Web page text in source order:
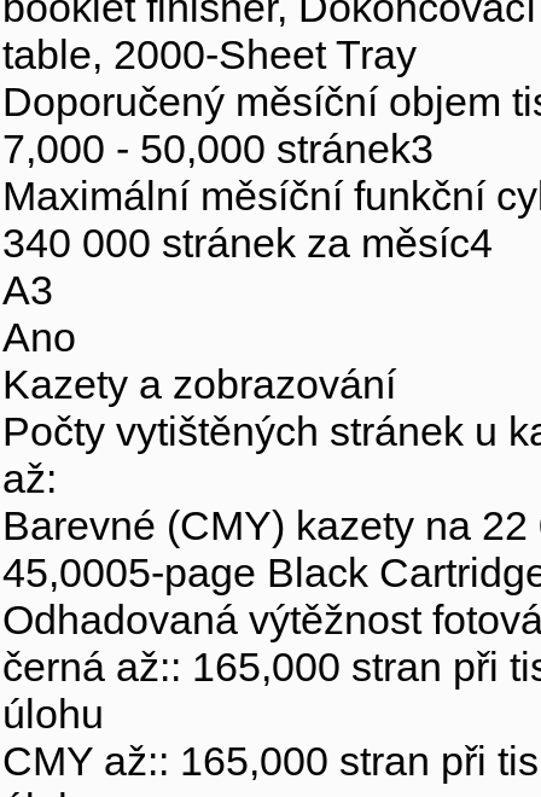
table, 2000-Sheet Tray
Doporučený měsíční objem
7,000 - 50,000 stránek3
Maximální měsíční funkční
340 000 stránek za měsíc4
A3
Ano
Kazety a zobrazování
Počty vytištěných stránek u
až:
Barevné (CMY) kazety na
45,0005-page Black
Odhadovaná výtěžnost
černá až:: 165,000 stran při
úlohu
CMY až:: 165,000 stran při